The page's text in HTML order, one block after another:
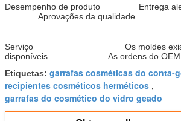
Desempenho de produto
Aprovações da qualidade
Serviço Os moldes
disponíveis As ordens do OEM
Etiquetas: garrafas cosméticas do conta-
recipientes cosméticos herméticos ,
garrafas do cosmético do vidro geado